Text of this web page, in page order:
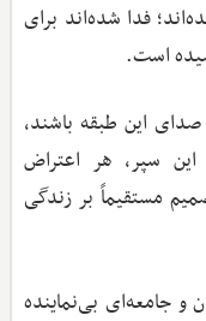
فدا شده‌اند برای
است.
این طبقه باشند،
سپر، هر اعتراض
مستقیماً بر زندگی
جامعه‌ای بی‌نماینده